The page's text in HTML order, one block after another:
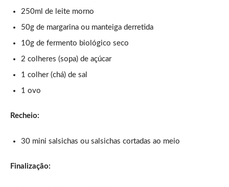
250ml de leite morno
50g de margarina ou manteiga derretida
10g de fermento biológico seco
2 colheres (sopa) de açúcar
1 colher (chá) de sal
1 ovo
Recheio:
30 mini salsichas ou salsichas cortadas ao meio
Finalização: